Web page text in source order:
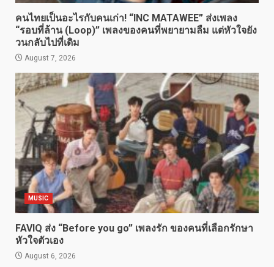
คนไทยเป็นอะไรกับคนเก่า! “INC MATAWEE” ส่งเพลง
“รอบที่ล้าน (Loop)” เพลงของคนที่พยายามลืม แต่หัวใจยัง
วนกลับไปที่เดิม
August 7, 2026
MUSIC
FAVIQ ส่ง “Before you go” เพลงรัก ของคนที่เลือกรักษา
หัวใจตัวเอง
August 6, 2026